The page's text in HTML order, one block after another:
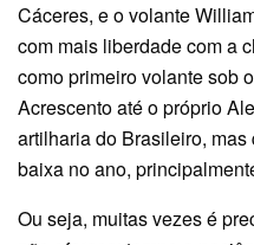
Cáceres, e o volante
com mais liberdade com a
como primeiro volante sob
Acrescento até o próprio
artilharia do Brasileiro,
baixa no ano,
Ou seja, muitas vezes é